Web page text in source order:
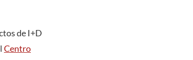
de I+D
Centro